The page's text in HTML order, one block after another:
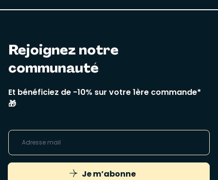
Rejoignez notre
communauté
Et bénéficiez de -10% sur votre 1ère commande*
🎁
Je m’abonne